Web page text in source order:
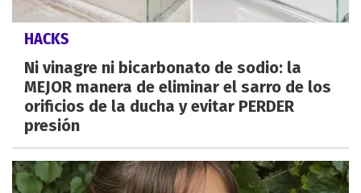
HACKS
Ni vinagre ni bicarbonato de sodio: la
MEJOR manera de eliminar el sarro de los
orificios de la ducha y evitar PERDER
presión